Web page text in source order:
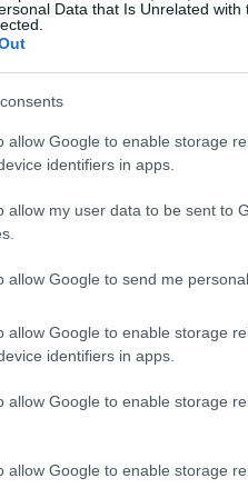
Data that Is Unrelated
allow Google to enable storage
identifiers in apps.
allow my user data to be sent to
allow Google to send me
allow Google to enable storage
identifiers in apps.
allow Google to enable storage
allow Google to enable storage
που
επί το
και μετά για ποτό, είτε
με αεροπλάνο,
για τον εαυτό σου.
ανεβάζουν
χαρούμενη
συχνά συνδέει τα
να δίνουμε σημασία στο
όλα τα χρώματα τα
Οπότε την